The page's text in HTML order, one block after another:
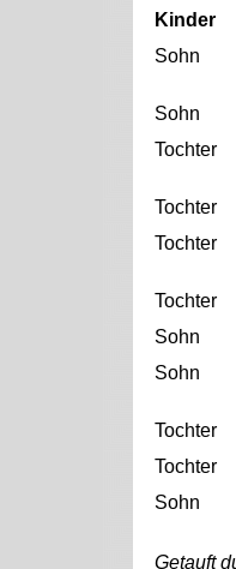
Kinder
Sohn
Sohn
Tochter
Tochter
Tochter
Tochter
Sohn
Sohn
Tochter
Tochter
Sohn
Getauft